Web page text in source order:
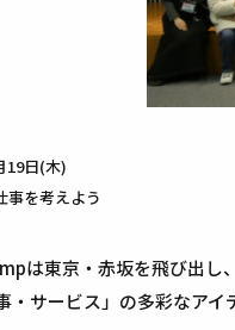
19日(木)
事を考えよう
は東京・赤坂を飛び出
・サービス」の多彩なアイ